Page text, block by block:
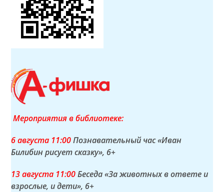
Мероприятия в библиотеке:
6 августа 11:00Познавательный час «Иван
Билибин рисует сказку», 6+
13 августа 11:00Беседа «За животных в ответе и
взрослые, и дети», 6+